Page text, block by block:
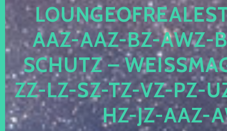
AZ-AAZ-BZ-AWZ-
CHUTZ –
-LZ-SZ-TZ-VZ-PZ-UZ-
-JZ-AAZ-